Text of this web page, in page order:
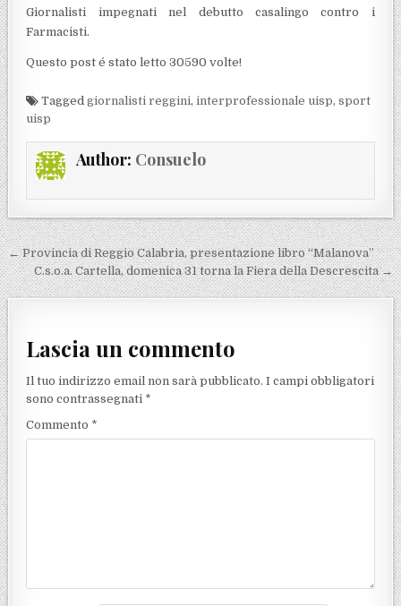
Giornalisti impegnati nel debutto casalingo contro i
Farmacisti.
Questo post é stato letto 30590 volte!
Taggedgiornalisti reggini,interprofessionale uisp,sport
uisp
Author: Consuelo
Navigazione articoli
← Provincia di Reggio Calabria, presentazione libro “Malanova”
C.s.o.a. Cartella, domenica 31 torna la Fiera della Descrescita →
Lascia un commento
Il tuo indirizzo email non sarà pubblicato. I campi obbligatori
sono contrassegnati *
Commento *